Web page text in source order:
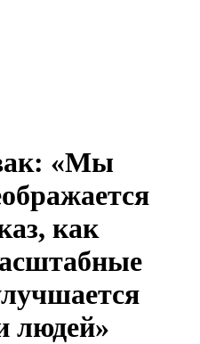
«Мы
как
людей»